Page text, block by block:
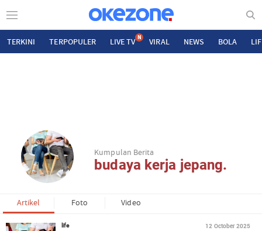
TERKINI TERPOPULER LIVE TV N VIRAL NEWS BOLA
Kumpulan Berita
budaya kerja jepang.
Artikel Foto Video
life 12 October 2025